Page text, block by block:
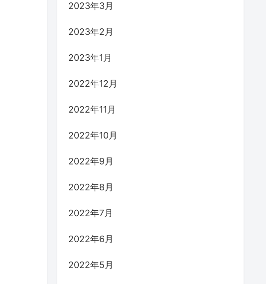
2023年3月
2023年2月
2023年1月
2022年12月
2022年11月
2022年10月
2022年9月
2022年8月
2022年7月
2022年6月
2022年5月